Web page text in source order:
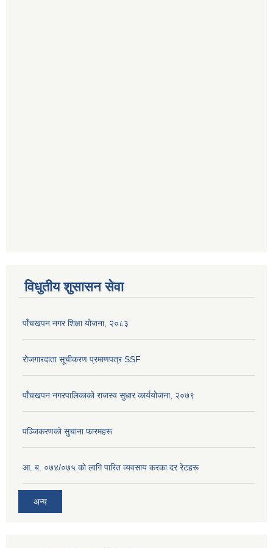
विधुतीय शुसासन सेवा
पाँचखपन नगर शिक्षा योजना, २०८३
रोजगारदाता सूचीकरण प्रमाणपत्र SSF
पाँचखपन नगरपालिकाको राजस्व सुधार कार्ययोजना, २०७९
पञ्जिकरणकाे सुचाना फारमहरू
आ. ब. ०७४/०७५ काे लागि पारित व्यवसाय करका दर रेटहरू
अन्य